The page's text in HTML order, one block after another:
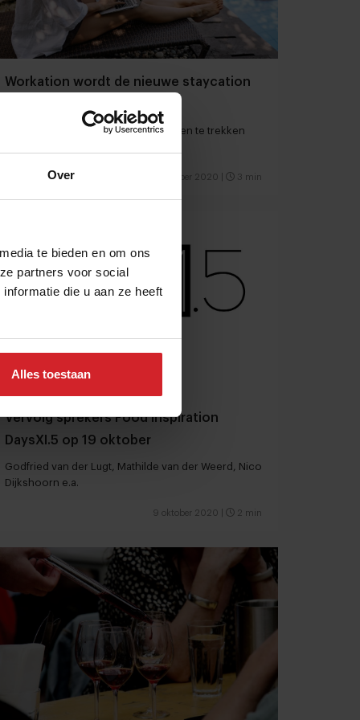
Over
te bieden en om ons
partners voor social
die u aan ze heeft
Alles toestaan
Workation wordt de nieuwe staycation
4 tips voor hotels om dit najaar gasten te trekken
11 oktober 2020 3 min
Vervolg sprekers Food Inspiration
DaysXI.5 op 19 oktober
Godfried van der Lugt, Mathilde van der Weerd, Nico
Dijkshoorn e.a.
9 oktober 2020 2 min